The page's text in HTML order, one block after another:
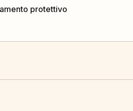
protettivo